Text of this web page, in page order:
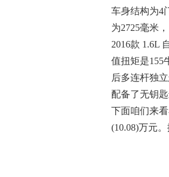
车身结构为4
为2725毫米，
2016款 1.6L
值扭矩是155
后多连杆独
配备了无钥
下面咱们来
(10.08)万元